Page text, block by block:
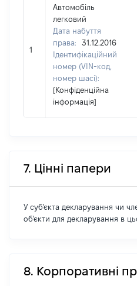
1
Автомобіль
легковий
Дата набуття
права:
31.12.2016
Ідентифікаційний
номер (VIN-код,
номер шасі):
[Конфіденційна
інформація]
7. Цінні папери
У суб'єкта декларування чи
об'єкти для декларування в
8. Корпоративні